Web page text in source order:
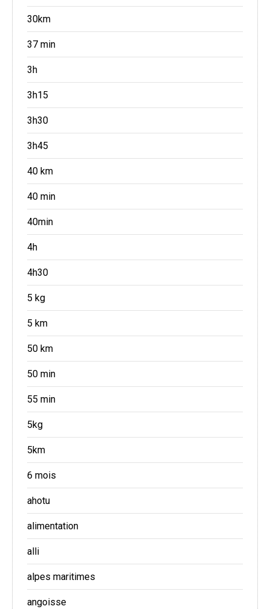
30km
37 min
3h
3h15
3h30
3h45
40 km
40 min
40min
4h
4h30
5 kg
5 km
50 km
50 min
55 min
5kg
5km
6 mois
ahotu
alimentation
alli
alpes maritimes
angoisse